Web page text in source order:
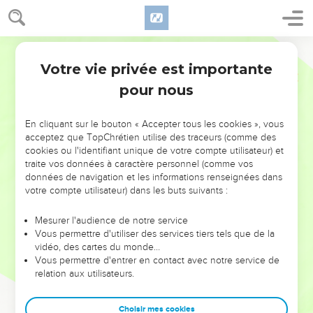
NE MANQUEZ PAS L’ÉVÉNEMENT
DE L’ANNÉE !
ET SI LEURS ERREURS POUVAIENT VOUS ÉVITER LES
VOTRES ?
leur foi ou leur vision. Mais on voit moins les doutes, les erreurs
et les saisons difficiles qu'ils ont traversés, alors même que ce
sont elles qui les ont façonnés.
Dans cette conférence, leaders, entrepreneurs, et responsables
clés pour avancer avec plus de sagesse afin que leurs erreurs
Votre vie privée est importante
pour nous
En cliquant sur le bouton « Accepter tous les cookies », vous
acceptez que TopChrétien utilise des traceurs (comme des
cookies ou l'identifiant unique de votre compte utilisateur) et
traite vos données à caractère personnel (comme vos
données de navigation et les informations renseignées dans
votre compte utilisateur) dans les buts suivants :
Mesurer l'audience de notre service
Vous permettre d'utiliser des services tiers tels que de la
vidéo, des cartes du monde…
Vous permettre d'entrer en contact avec notre service de
relation aux utilisateurs.
Choisir mes cookies